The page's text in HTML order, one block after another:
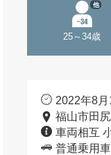
25～34歳
他
2022年8
福山市田
車両相互
普通乗用車